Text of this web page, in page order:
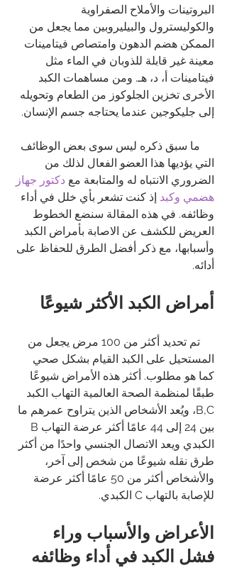
البروتينات والأملاح الصفراوية
والكوليسترول والبيليروبين مما يجعل من
الممكن هضم الدهون وامتصاص فيتامينات
معينة غير قابلة للذوبان في الماء مثل
فيتامينات أ، د، هـ. ومن مساهمات الكبد
الأخرى تخزين الجلوكوز من الطعام وتحويله
إلى جليكوجين عندما يحتاجه جسم الإنسان.
     ما سبق ذكره ليس سوى بعض الوظائف
التي يؤديها هذا العضو الفعال لذلك من
الضروري الانتباه له والمتابعة مع دكتور جهاز
هضمي وكبد إذ كنت تشعر بأي خلل في أداء
وظائفه. في هذه المقالة سنضع الخطوط
العريض للكشف عن الاصابة بأمراض الكبد
وأسبابها، مع ذكر أفضل الطرق للحفاظ على
أدائه.
أمراض الكبد الأكثر شيوعًا
     تم تحديد أكثر من 100 مرض يجعل من
المستحيل على الكبد القيام بشكل صحي
كما هو مطلوب. أكثر هذه الأمراض شيوعًا
طبقًا لمنظمة الصحة العالمية التهاب الكبد
B,C، ويُعد الأشخاص الذين يتراوح عمرهم ما
الكبدي ويعد الاتصال الجنسي واحدًا من أكثر
طرق نقله شيوعًا من شخص إلى آخر،
والأشخاص أكثر من 50 عامًا أكثر عرضة
للإصابة بالتهاب C الكبدي.
الأعراض والأسباب وراء
فشل الكبد في أداء وظائفه